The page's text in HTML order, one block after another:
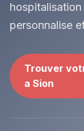
personnalise
Trouver
a Sion